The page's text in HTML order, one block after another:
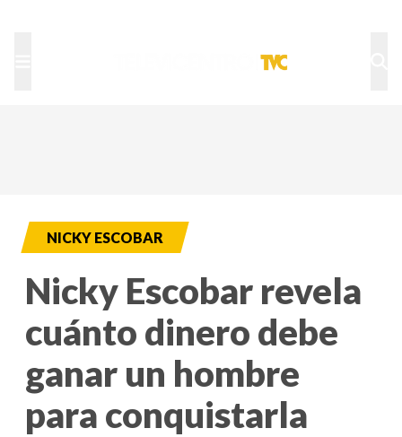
NICKY ESCOBAR
Nicky Escobar revela
cuánto dinero debe
ganar un hombre
para conquistarla